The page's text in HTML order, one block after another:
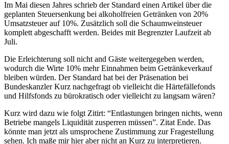
Im Mai diesen Jahres schrieb der Standard einen Artikel über die
geplanten Steuersenkung bei alkoholfreien Getränken von 20%
Umsatzsteuer auf 10%. Zusätzlich soll die Schaumweinsteuer
komplett abgeschafft werden. Beides mit Begrenzter Laufzeit ab
Juli.
Die Erleichterung soll nicht and Gäste weitergegeben werden,
wodurch die Wirte 10% mehr Einnahmen beim Getränkeverkauf
bleiben würden. Der Standard hat bei der Präsenation bei
Bundeskanzler Kurz nachgefragt ob vielleicht die Härtefällefonds
und Hilfsfonds zu bürokratisch oder vielleicht zu langsam wären?
Kurz wird dazu wie folgt Zitirt: “Entlastungen bringen nichts, wenn
Betriebe mangels Liquidität zusperren müssen”. Zitat Ende. Das
könnte man jetzt als umsprochene Zustimmung zur Fragestellung
sehen. Ich maße mir hier aber nicht an Kurz zu interpretieren.